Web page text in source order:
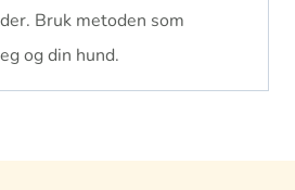
Bruk metoden som
og din hund.